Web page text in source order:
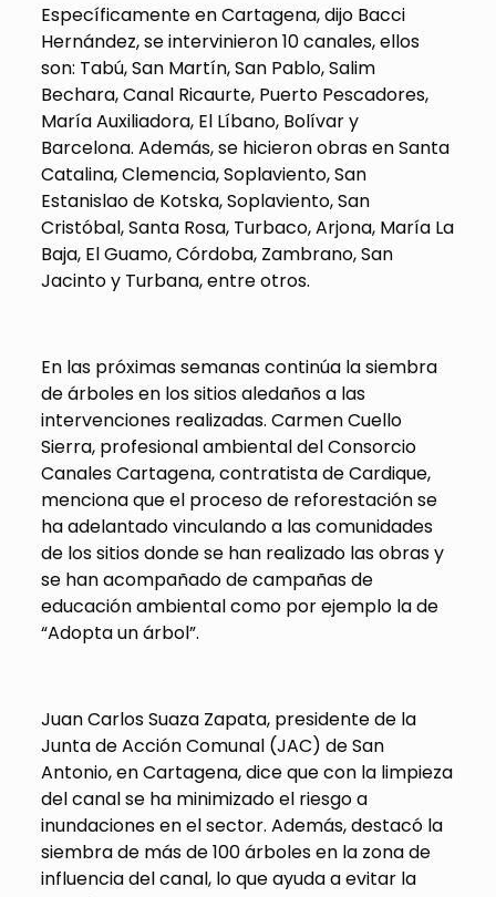
Específicamente en Cartagena, dijo Bacci
Hernández, se intervinieron 10 canales, ellos
son: Tabú, San Martín, San Pablo, Salim
Bechara, Canal Ricaurte, Puerto Pescadores,
María Auxiliadora, El Líbano, Bolívar y
Barcelona. Además, se hicieron obras en Santa
Catalina, Clemencia, Soplaviento, San
Estanislao de Kotska, Soplaviento, San
Cristóbal, Santa Rosa, Turbaco, Arjona, María La
Baja, El Guamo, Córdoba, Zambrano, San
Jacinto y Turbana, entre otros.
En las próximas semanas continúa la siembra
de árboles en los sitios aledaños a las
intervenciones realizadas. Carmen Cuello
Sierra, profesional ambiental del Consorcio
Canales Cartagena, contratista de Cardique,
menciona que el proceso de reforestación se
ha adelantado vinculando a las comunidades
de los sitios donde se han realizado las obras y
se han acompañado de campañas de
educación ambiental como por ejemplo la de
“Adopta un árbol”.
Juan Carlos Suaza Zapata, presidente de la
Junta de Acción Comunal (JAC) de San
Antonio, en Cartagena, dice que con la limpieza
del canal se ha minimizado el riesgo a
inundaciones en el sector. Además, destacó la
siembra de más de 100 árboles en la zona de
influencia del canal, lo que ayuda a evitar la